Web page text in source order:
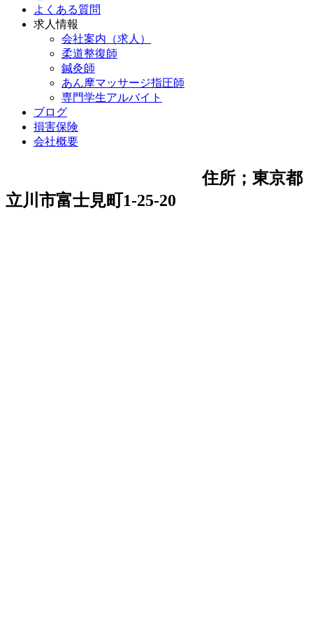
よくある質問
求人情報
会社案内（求人）
柔道整復師
鍼灸師
あん摩マッサージ指圧師
専門学生アルバイト
ブログ
損害保険
会社概要
住所；東京都
立川市富士見町1-25-20